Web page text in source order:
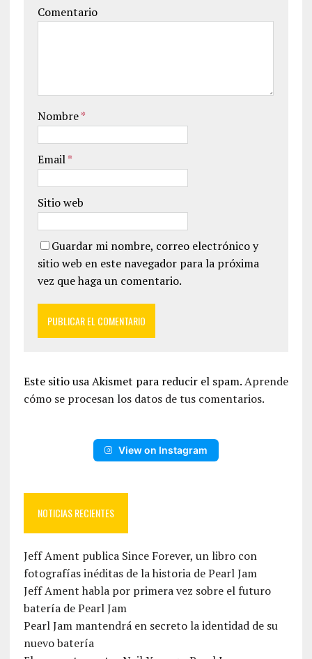
Comentario
Nombre*
Email*
Sitio web
Guardar mi nombre, correo electrónico y
sitio web en este navegador para la próxima
vez que haga un comentario.
Este sitio usa Akismet para reducir el spam.Aprende
cómo se procesan los datos de tus comentarios.
View on Instagram
NOTICIAS RECIENTES
Jeff Ament publica Since Forever, un libro con
fotografías inéditas de la historia de Pearl Jam
Jeff Ament habla por primera vez sobre el futuro
batería de Pearl Jam
Pearl Jam mantendrá en secreto la identidad de su
nuevo batería